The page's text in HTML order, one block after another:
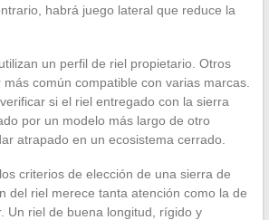
habrá juego lateral que reduce la
un perfil de riel propietario. Otros
común compatible con varias marcas.
si el riel entregado con la sierra
por un modelo más largo de otro
atrapado en un ecosistema cerrado.
criterios de elección de una sierra de
del riel merece tanta atención como la de
Un riel de buena longitud, rígido y